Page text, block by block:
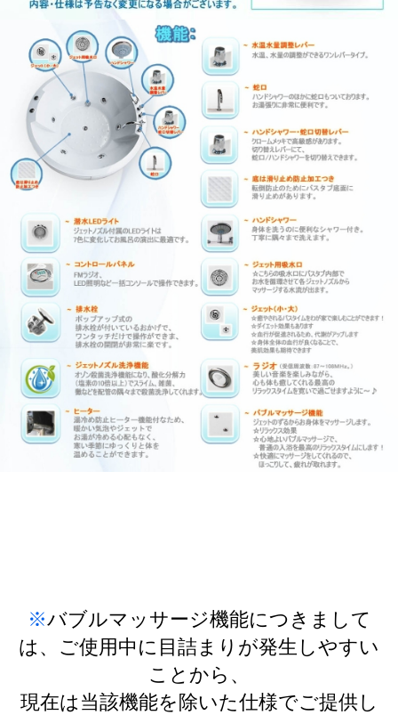
※バブルマッサージ機能につきまして
は、ご使用中に目詰まりが発生しやすい
ことから、
現在は当該機能を除いた仕様でご提供し